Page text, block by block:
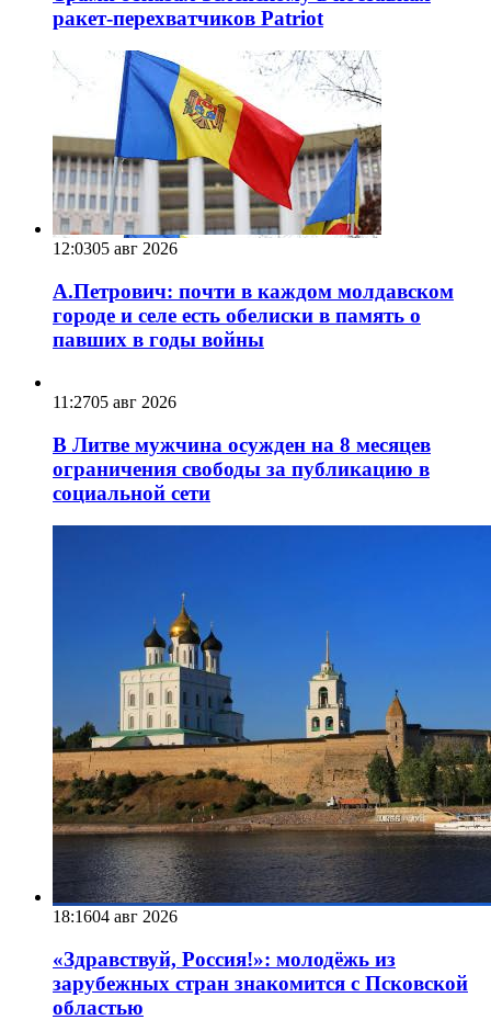
ракет-перехватчиков Patriot
12:0305 авг 2026
А.Петрович: почти в каждом молдавском
городе и селе есть обелиски в память о
павших в годы войны
11:2705 авг 2026
В Литве мужчина осужден на 8 месяцев
ограничения свободы за публикацию в
социальной сети
18:1604 авг 2026
«Здравствуй, Россия!»: молодёжь из
зарубежных стран знакомится с Псковской
областью